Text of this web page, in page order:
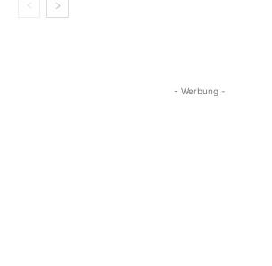
- Werbung -